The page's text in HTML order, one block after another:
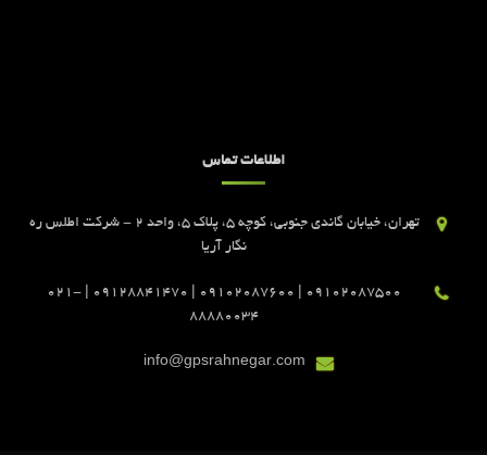
اطلاعات تماس
تهران، خیابان گاندی جنوبی، کوچه 5، پلاک 5، واحد 2 - شرکت اطلس ره
نگار آریا
09102087500 | 09102087600 | 09128841470 | 021-
88880034
info@gpsrahnegar.com